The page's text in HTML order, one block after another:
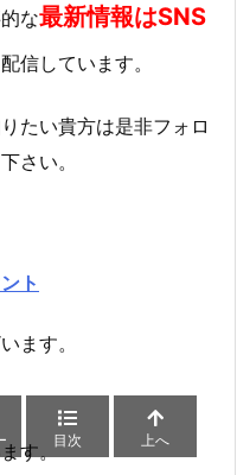
な最新情報はSNS
信しています。
たい貴方は是非フォロ
さい。
ト
ます。
す。
目次 上へ